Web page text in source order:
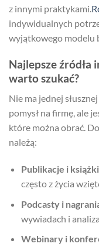
z innymi praktykami.
indywidualnych
wyjątkowego modelu
Najlepsze źródła
warto szukać?
Nie ma jednej
pomysł na firmę, ale
które można obrać.
należą:
Publikacje i
często z życia
Podcasty i
wywiadach i
Webinary i